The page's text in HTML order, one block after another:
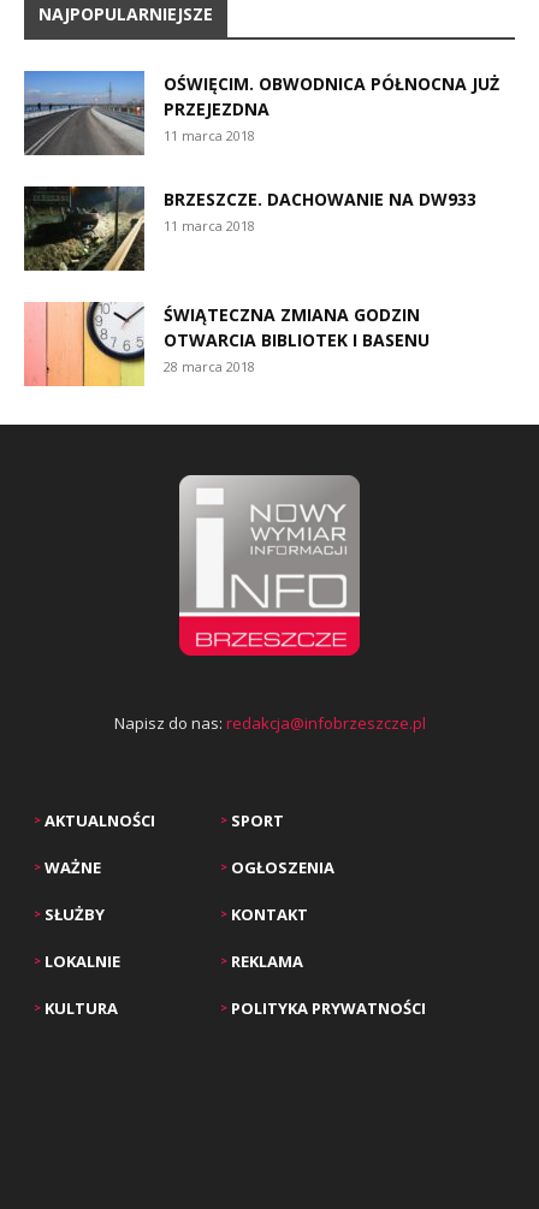
NAJPOPULARNIEJSZE
OŚWIĘCIM. OBWODNICA PÓŁNOCNA JUŻ
PRZEJEZDNA
11 marca 2018
BRZESZCZE. DACHOWANIE NA DW933
11 marca 2018
ŚWIĄTECZNA ZMIANA GODZIN
OTWARCIA BIBLIOTEK I BASENU
28 marca 2018
Napisz do nas: redakcja@infobrzeszcze.pl
> AKTUALNOŚCI
> WAŻNE
> SŁUŻBY
> LOKALNIE
> KULTURA
> SPORT
> OGŁOSZENIA
> KONTAKT
> REKLAMA
> POLITYKA PRYWATNOŚCI